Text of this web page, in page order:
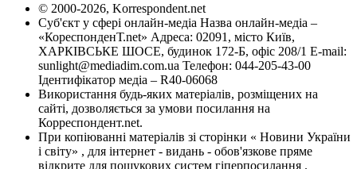
© 2000-2026, Korrespondent.net
Суб'єкт у сфері онлайн-медіа Назва онлайн-медіа –
«КореспонденТ.net» Адреса: 02091, місто Київ,
ХАРКІВСЬКЕ ШОСЕ, будинок 172-Б, офіс 208/1 E-mail:
sunlight@mediadim.com.ua Телефон: 044-205-43-00
Ідентифікатор медіа – R40-06068
Використання будь-яких матеріалів, розміщених на
сайті, дозволяється за умови посилання на
Корреспондент.net.
При копіюванні матеріалів зі сторінки « Новини України
і світу» , для інтернет - видань - обов'язкове пряме
відкрите для пошукових систем гіперпосилання .